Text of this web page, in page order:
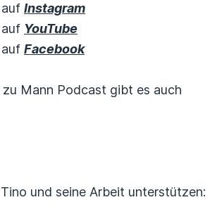
Instagram
YouTube
Facebook
zu Mann Podcast gibt es auch
und seine Arbeit unterstützen: